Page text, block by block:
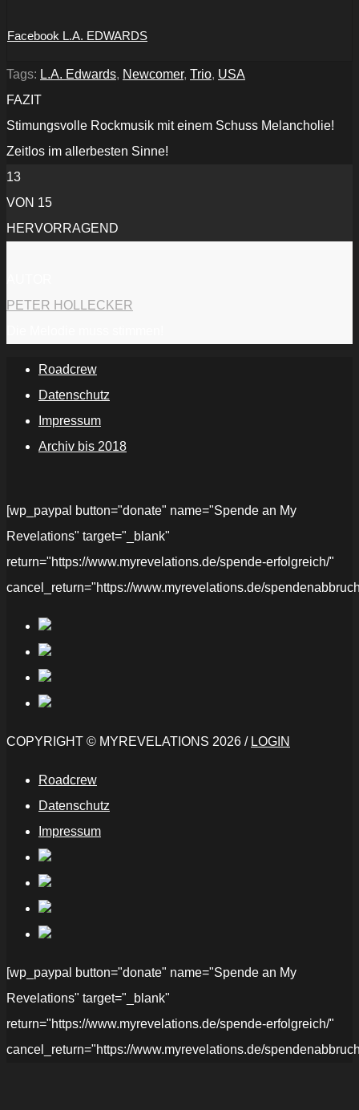
Facebook L.A. EDWARDS
Tags: L.A. Edwards, Newcomer, Trio, USA
FAZIT
Stimungsvolle Rockmusik mit einem Schuss Melancholie!
Zeitlos im allerbesten Sinne!
13
VON 15
HERVORRAGEND
PETER HOLLECKER
Roadcrew
Datenschutz
Impressum
Archiv bis 2018
[wp_paypal button="donate" name="Spende an My
Revelations" target="_blank"
return="https://www.myrevelations.de/spende-erfolgreich/"
cancel_return="https://www.myrevelations.de/
COPYRIGHT © MYREVELATIONS 2026 / LOGIN
Roadcrew
Datenschutz
Impressum
[wp_paypal button="donate" name="Spende an My
Revelations" target="_blank"
return="https://www.myrevelations.de/spende-erfolgreich/"
cancel_return="https://www.myrevelations.de/